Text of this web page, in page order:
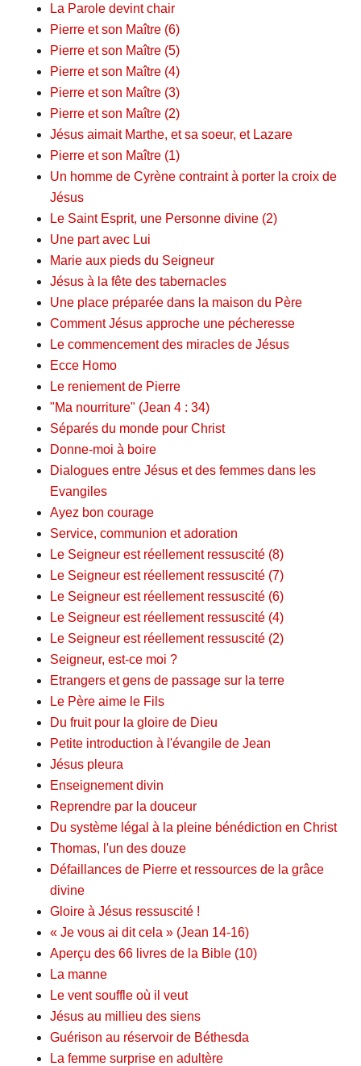
La Parole devint chair
Pierre et son Maître (6)
Pierre et son Maître (5)
Pierre et son Maître (4)
Pierre et son Maître (3)
Pierre et son Maître (2)
Jésus aimait Marthe, et sa soeur, et Lazare
Pierre et son Maître (1)
Un homme de Cyrène contraint à porter la croix de
Jésus
Le Saint Esprit, une Personne divine (2)
Une part avec Lui
Marie aux pieds du Seigneur
Jésus à la fête des tabernacles
Une place préparée dans la maison du Père
Comment Jésus approche une pécheresse
Le commencement des miracles de Jésus
Ecce Homo
Le reniement de Pierre
"Ma nourriture" (Jean 4 : 34)
Séparés du monde pour Christ
Donne-moi à boire
Dialogues entre Jésus et des femmes dans les
Evangiles
Ayez bon courage
Service, communion et adoration
Le Seigneur est réellement ressuscité (8)
Le Seigneur est réellement ressuscité (7)
Le Seigneur est réellement ressuscité (6)
Le Seigneur est réellement ressuscité (4)
Le Seigneur est réellement ressuscité (2)
Seigneur, est-ce moi ?
Etrangers et gens de passage sur la terre
Le Père aime le Fils
Du fruit pour la gloire de Dieu
Petite introduction à l'évangile de Jean
Jésus pleura
Enseignement divin
Reprendre par la douceur
Du système légal à la pleine bénédiction en Christ
Thomas, l'un des douze
Défaillances de Pierre et ressources de la grâce
divine
Gloire à Jésus ressuscité !
« Je vous ai dit cela » (Jean 14-16)
Aperçu des 66 livres de la Bible (10)
La manne
Le vent souffle où il veut
Jésus au millieu des siens
Guérison au réservoir de Béthesda
La femme surprise en adultère